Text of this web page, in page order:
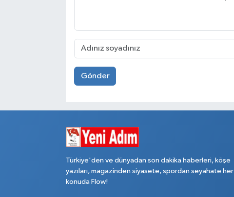
Gönder
Türkiye'den ve dünyadan son dakika haberleri, köşe
yazıları, magazinden siyasete, spordan seyahate her
konuda Flow!